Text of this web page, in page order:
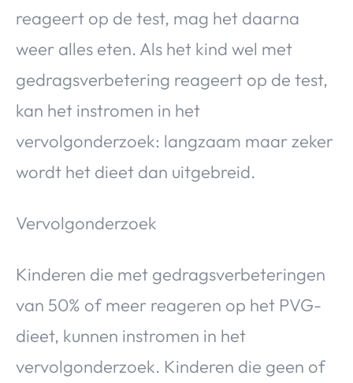
reageert op de test, mag het daarna
weer alles eten. Als het kind wel met
gedragsverbetering reageert op de test,
kan het instromen in het
vervolgonderzoek: langzaam maar zeker
wordt het dieet dan uitgebreid.
Vervolgonderzoek
Kinderen die met gedragsverbeteringen
van 50% of meer reageren op het PVG-
dieet, kunnen instromen in het
vervolgonderzoek. Kinderen die geen of